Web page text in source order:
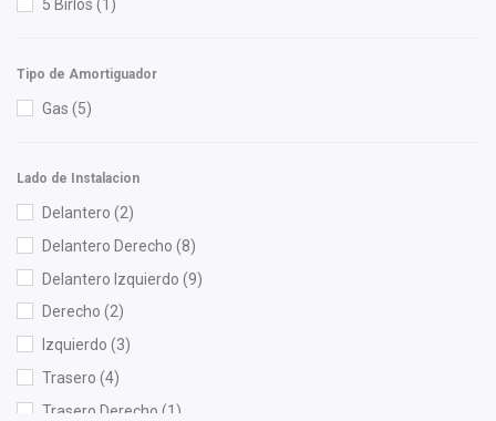
5 Birlos (1)
Tipo de Amortiguador
Gas (5)
Lado de Instalacion
Delantero (2)
Delantero Derecho (8)
Delantero Izquierdo (9)
Derecho (2)
Izquierdo (3)
Trasero (4)
Trasero Derecho (1)